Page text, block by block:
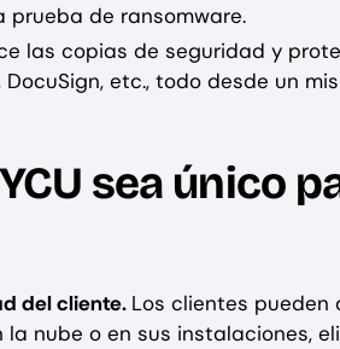
prueba de ransomware.
las copias de seguridad y
etc., todo desde un
sea único
del cliente. Los clientes
la nube o en sus instalaciones,